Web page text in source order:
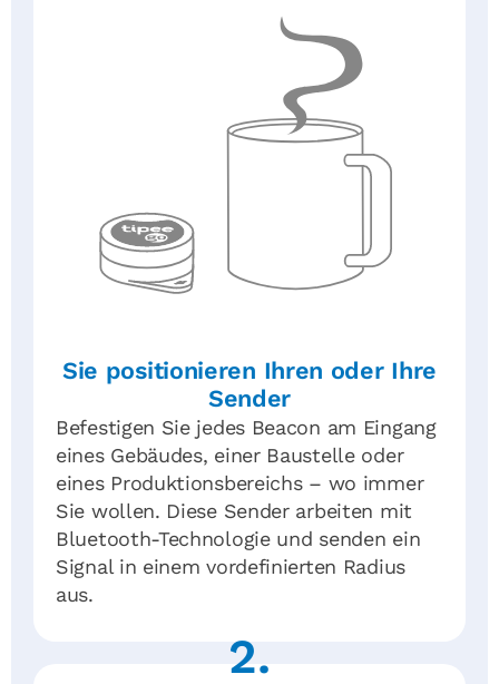
Sie positionieren Ihren oder Ihre
Sender
Befestigen Sie jedes Beacon am Eingang
eines Gebäudes, einer Baustelle oder
eines Produktionsbereichs – wo immer
Sie wollen. Diese Sender arbeiten mit
Bluetooth-Technologie und senden ein
Signal in einem vordefinierten Radius
aus.
2.